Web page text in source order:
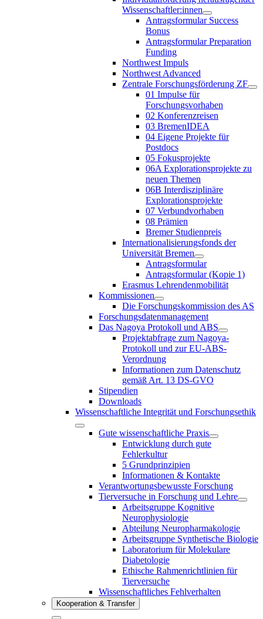
Wissenschaftler:innen
Antragsformular Success
Bonus
Antragsformular Preparation
Funding
Northwest Impuls
Northwest Advanced
Zentrale Forschungsförderung ZF
01 Impulse für
Forschungsvorhaben
02 Konferenzreisen
03 BremenIDEA
04 Eigene Projekte für
Postdocs
05 Fokusprojekte
06A Explorationsprojekte zu
neuen Themen
06B Interdisziplinäre
Explorationsprojekte
07 Verbundvorhaben
08 Prämien
Bremer Studienpreis
Internationalisierungsfonds der
Universität Bremen
Antragsformular
Antragsformular (Kopie 1)
Erasmus Lehrendenmobilität
Kommissionen
Die Forschungskommission des AS
Forschungsdatenmanagement
Das Nagoya Protokoll und ABS
Projektabfrage zum Nagoya-
Protokoll und zur EU-ABS-
Verordnung
Informationen zum Datenschutz
gemäß Art. 13 DS-GVO
Stipendien
Downloads
Wissenschaftliche Integrität und Forschungsethik
Gute wissenschaftliche Praxis
Entwicklung durch gute
Fehlerkultur
5 Grundprinzipien
Informationen & Kontakte
Verantwortungsbewusste Forschung
Tierversuche in Forschung und Lehre
Arbeitsgruppe Kognitive
Neurophysiologie
Abteilung Neuropharmakologie
Arbeitsgruppe Synthetische Biologie
Laboratorium für Molekulare
Diabetologie
Ethische Rahmenrichtlinien für
Tierversuche
Wissenschaftliches Fehlverhalten
Kooperation & Transfer